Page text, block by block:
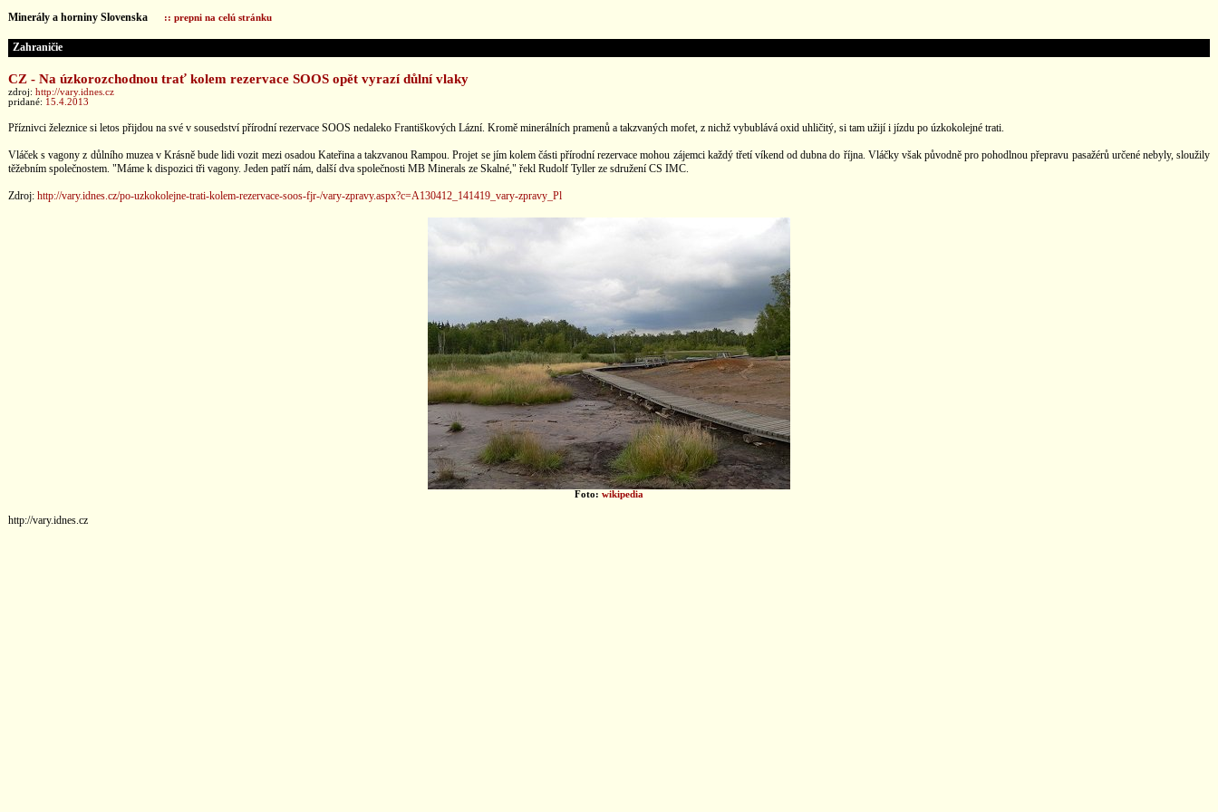
Minerály a horniny Slovenska :: prepni na celú stránku
Zahraničie
CZ - Na úzkorozchodnou trať kolem rezervace SOOS opět vyrazí důlní vlaky
zdroj: http://vary.idnes.cz
pridané: 15.4.2013
Příznivci železnice si letos přijdou na své v sousedství přírodní rezervace SOOS nedaleko Františkových Lázní. Kromě minerálních pramenů a takzvaných mofet, z nichž vybublává oxid uhličitý, si tam užijí i jízdu po úzkokolejné trati.
Vláček s vagony z důlního muzea v Krásně bude lidi vozit mezi osadou Kateřina a takzvanou Rampou. Projet se jím kolem části přírodní rezervace mohou zájemci každý třetí víkend od dubna do října. Vláčky však původně pro pohodlnou přepravu pasažérů určené nebyly, sloužily
těžebním společnostem. "Máme k dispozici tři vagony. Jeden patří nám, další dva společnosti MB Minerals ze Skalné," řekl Rudolf Tyller ze sdružení CS IMC.
Zdroj: http://vary.idnes.cz/po-uzkokolejne-trati-kolem-rezervace-soos-fjr-/vary-zpravy.aspx?c=A130412_141419_vary-zpravy_Pl
Foto: wikipedia
http://vary.idnes.cz